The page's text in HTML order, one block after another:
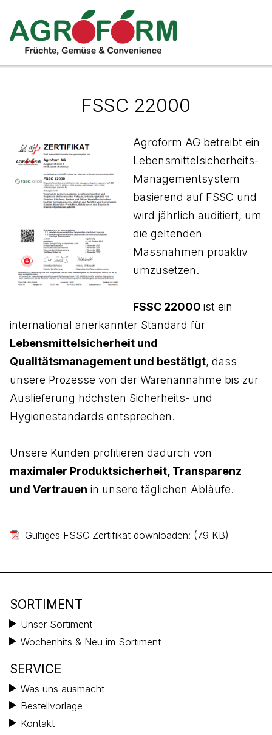
FSSC 22000
Agroform AG betreibt ein
Lebensmittelsicherheits-
Managementsystem
basierend auf FSSC und
wird jährlich auditiert, um
die geltenden
Massnahmen proaktiv
umzusetzen.
FSSC 22000 ist ein
international anerkannter Standard für
Lebensmittelsicherheit und
Qualitätsmanagement und bestätigt, dass
unsere Prozesse von der Warenannahme bis zur
Auslieferung höchsten Sicherheits- und
Hygienestandards entsprechen.
Unsere Kunden profitieren dadurch von
maximaler Produktsicherheit, Transparenz
und Vertrauen in unsere täglichen Abläufe.
Gültiges FSSC Zertifikat downloaden: (79 KB)
SORTIMENT
Unser Sortiment
Wochenhits & Neu im Sortiment
SERVICE
Was uns ausmacht
Bestellvorlage
Kontakt